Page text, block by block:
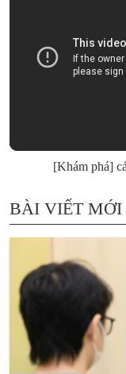
[Khám phá]
BÀI VIẾT MỚI